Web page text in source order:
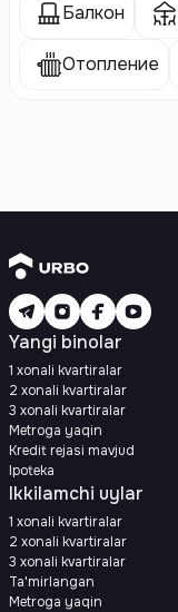
Балкон
Отопление
Yangi binolar
1 xonali kvartiralar
2 xonali kvartiralar
3 xonali kvartiralar
Metroga yaqin
Kredit rejasi mavjud
Ipoteka
Ikkilamchi uylar
1 xonali kvartiralar
2 xonali kvartiralar
3 xonali kvartiralar
Ta'mirlangan
Metroga yaqin